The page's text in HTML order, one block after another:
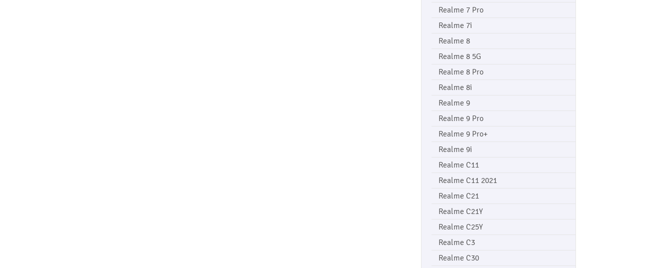
Realme 7 Pro
Realme 7i
Realme 8
Realme 8 5G
Realme 8 Pro
Realme 8i
Realme 9
Realme 9 Pro
Realme 9 Pro+
Realme 9i
Realme C11
Realme C11 2021
Realme C21
Realme C21Y
Realme C25Y
Realme C3
Realme C30